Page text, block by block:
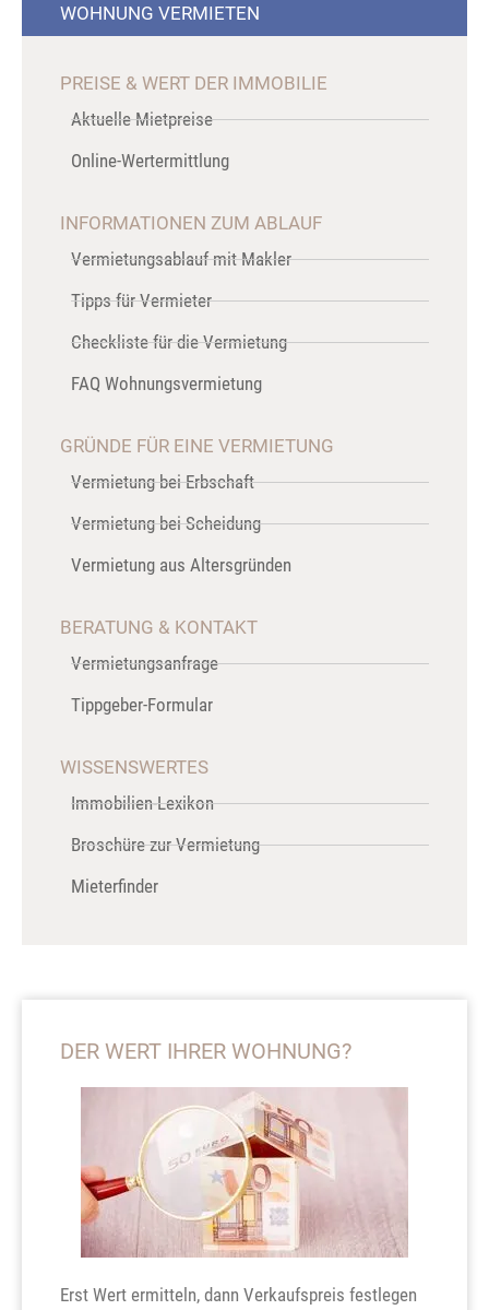
WOHNUNG VERMIETEN
PREISE & WERT DER IMMOBILIE
Aktuelle Mietpreise
Online-Wertermittlung
INFORMATIONEN ZUM ABLAUF
Vermietungsablauf mit Makler
Tipps für Vermieter
Checkliste für die Vermietung
FAQ Wohnungsvermietung
GRÜNDE FÜR EINE VERMIETUNG
Vermietung bei Erbschaft
Vermietung bei Scheidung
Vermietung aus Altersgründen
BERATUNG & KONTAKT
Vermietungsanfrage
Tippgeber-Formular
WISSENSWERTES
Immobilien-Lexikon
Broschüre zur Vermietung
Mieterfinder
DER WERT IHRER WOHNUNG?
Erst Wert ermitteln, dann Verkaufspreis festlegen